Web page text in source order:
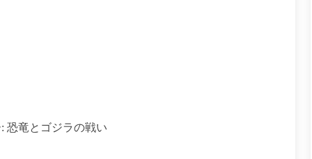
恐竜とゴジラの戦い